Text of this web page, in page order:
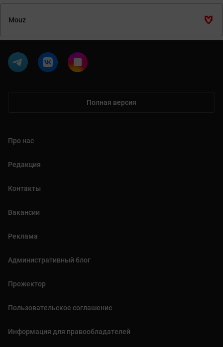
Mouz
Полная версия
Про нас
Редакция
Контакты
Вакансии
Реклама
Административный блог
Прожектор
Пользовательское соглашение
Информация для правообладателей